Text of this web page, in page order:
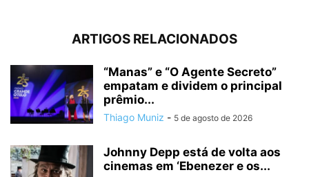
ARTIGOS RELACIONADOS
“Manas” e “O Agente Secreto”
empatam e dividem o principal
prêmio...
Thiago Muniz - 5 de agosto de 2026
Johnny Depp está de volta aos
cinemas em ‘Ebenezer e os...